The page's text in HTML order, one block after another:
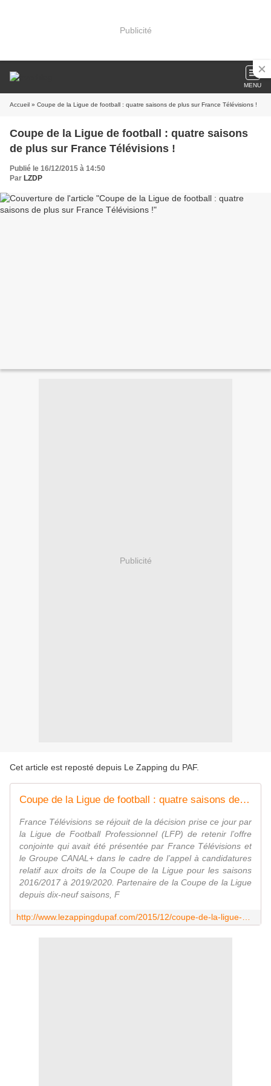
Publicité
MENU
Accueil » Coupe de la Ligue de football : quatre saisons de plus sur France Télévisions !
Coupe de la Ligue de football : quatre saisons
de plus sur France Télévisions !
Publié le 16/12/2015 à 14:50
Par LZDP
Publicité
Cet article est reposté depuis Le Zapping du PAF.
Coupe de la Ligue de football : quatre saisons de plus sur France Télévisions !
France Télévisions se réjouit de la décision prise ce jour par
la Ligue de Football Professionnel (LFP) de retenir l’offre
conjointe qui avait été présentée par France Télévisions et
le Groupe CANAL+ dans le cadre de l’appel à candidatures
relatif aux droits de la Coupe de la Ligue pour les saisons
2016/2017 à 2019/2020. Partenaire de la Coupe de la Ligue
depuis dix-neuf saisons, F